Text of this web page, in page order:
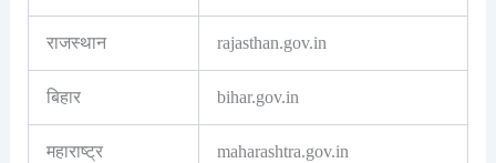
राजस्थान rajasthan.gov.in
बिहार bihar.gov.in
महाराष्ट्र maharashtra.gov.in